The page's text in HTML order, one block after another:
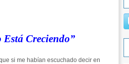
Está Creciendo”
si me habían escuchado decir en